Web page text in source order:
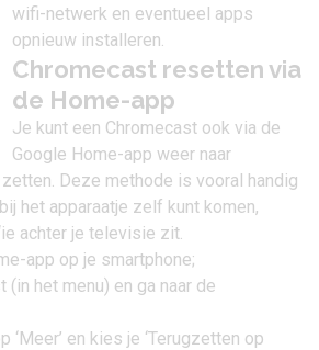
wifi-netwerk en eventueel apps
opnieuw installeren.
Chromecast resetten via
de Home-app
Je kunt een Chromecast ook via de
Google Home-app weer naar
Deze methode is vooral handig
het apparaatje zelf kunt komen,
achter je televisie zit.
app op je smartphone;
(in het menu) en ga naar de
‘Meer’ en kies je ‘Terugzetten op